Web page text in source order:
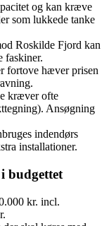
og kan kræve
som lukkede tanke
Roskilde Fjord kan
faskiner.
fortove hæver prisen
kræver ofte
Ansøgning
indendørs
installationer.
budgettet
kr. incl.